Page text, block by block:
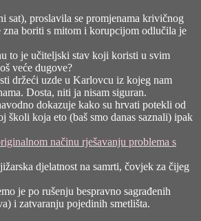
sat), proslavila se promjenama krivičnog
zna boriti s mitom i korupcijom odlučila je
to je učiteljski stav koji koristi u svim
veće dugove?
držeći uzde u Karlovcu iz kojeg nam
Dosta, niti ja nisam siguran.
dokazuje kako su hrvati potekli od
koja eto (baš smo danas saznali) ipak
načinu rješavanju problema s
djelatnost na samrti, čovjek za čijeg
je po rušenju bespravno sagrađenih
i zatvaranju pojedinih smetlišta.